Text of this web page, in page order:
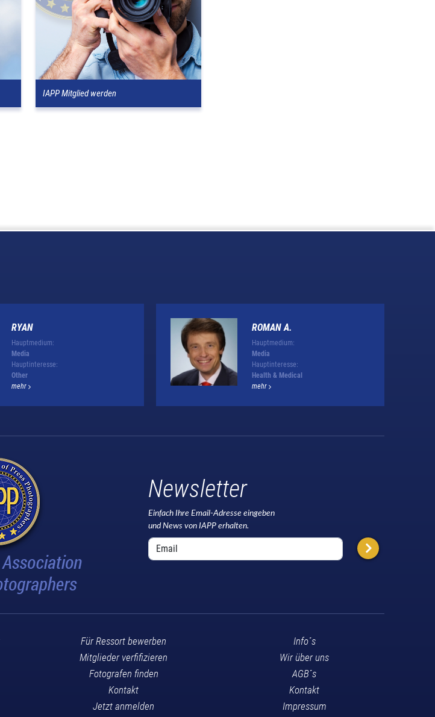
IAPP Mitglied werden
RYAN
Hauptmedium:
Media
Hauptinteresse:
Other
mehr
ROMAN A.
Hauptmedium:
Media
Hauptinteresse:
Health & Medical
mehr
Newsletter
Einfach Ihre Email-Adresse eingeben
und News von IAPP erhalten.
Für Ressort bewerben
Mitglieder verfifizieren
Fotografen finden
Kontakt
Jetzt anmelden
Info´s
Wir über uns
AGB´s
Kontakt
Impressum